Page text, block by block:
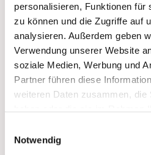
personalisieren, Funktionen für
zu können und die Zugriffe auf
analysieren. Außerdem geben
Verwendung unserer Website
soziale Medien, Werbung und
Partner führen diese
weiteren Daten zusammen, die
Notwendig